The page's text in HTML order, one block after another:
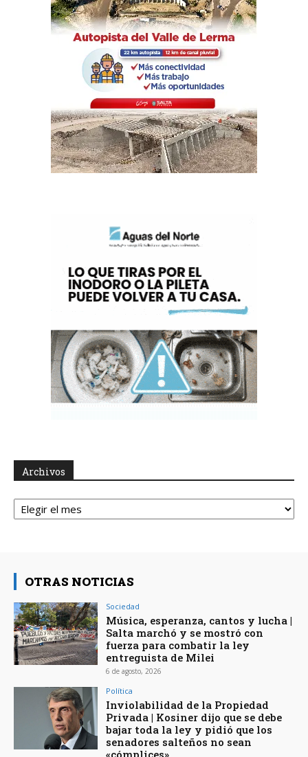
Archivos
Archivos
OTRAS NOTICIAS
Sociedad
Música, esperanza, cantos y lucha |
Salta marchó y se mostró con
fuerza para combatir la ley
entreguista de Milei
6 de agosto, 2026
Política
Inviolabilidad de la Propiedad
Privada | Kosiner dijo que se debe
bajar toda la ley y pidió que los
senadores salteños no sean
«cómplices»